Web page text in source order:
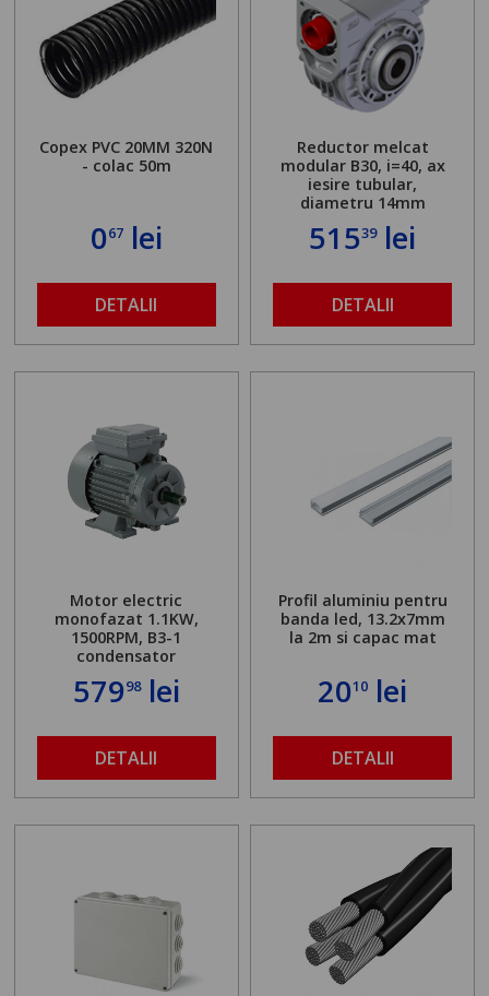
Copex PVC 20MM 320N
- colac 50m
067lei
DETALII
Reductor melcat
modular B30, i=40, ax
iesire tubular,
diametru 14mm
51539lei
DETALII
Motor electric
monofazat 1.1KW,
1500RPM, B3-1
condensator
57998lei
DETALII
Profil aluminiu pentru
banda led, 13.2x7mm
la 2m si capac mat
2010 lei
DETALII